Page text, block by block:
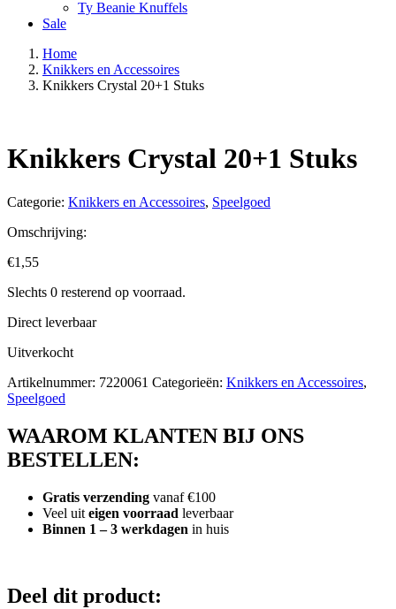
Ty Beanie Knuffels
Sale
Home
Knikkers en Accessoires
Knikkers Crystal 20+1 Stuks
Knikkers Crystal 20+1 Stuks
Categorie: Knikkers en Accessoires, Speelgoed
Omschrijving:
€1,55
Slechts 0 resterend op voorraad.
Direct leverbaar
Uitverkocht
Artikelnummer: 7220061 Categorieën: Knikkers en Accessoires,
Speelgoed
WAAROM KLANTEN BIJ ONS
BESTELLEN:
Gratis verzending vanaf €100
Veel uit eigen voorraad leverbaar
Binnen 1 – 3 werkdagen in huis
Deel dit product: